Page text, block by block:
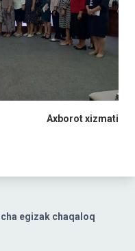
egizak chaqaloq
Axborot xizmati